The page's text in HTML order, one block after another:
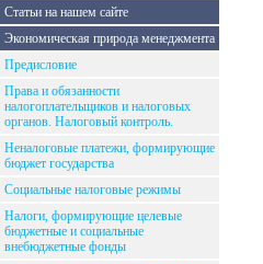
Статьи на нашем сайте
Экономическая природа менеджмента
Предисловие
Права и обязанности
налогоплательщиков и налоговых
органов. Налоговый контроль.
Неналоговые платежи, формирующие
бюджет государства
Социальные налоговые режимы
Налоги, формирующие целевые
бюджетные и социальные
внебюджетные фонды